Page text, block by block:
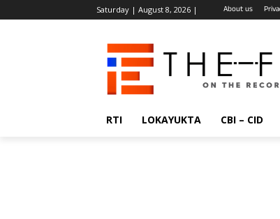
Saturday | August 8, 2026 | About us
RTI LOKAYUKTA CBI – CID